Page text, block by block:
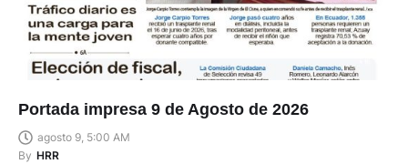
Portada impresa 9 de Agosto de 2026
agosto 9, 5:00 AM
By HRR